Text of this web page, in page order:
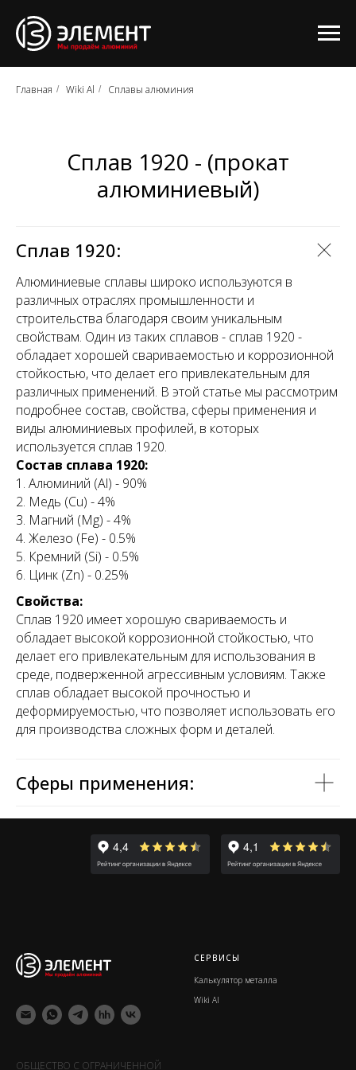
Главная / Wiki Al / Сплавы алюминия
Сплав 1920 - (прокат
алюминиевый)
Сплав 1920:
Алюминиевые сплавы широко используются в
различных отраслях промышленности и
строительства благодаря своим уникальным
свойствам. Один из таких сплавов - сплав 1920 -
обладает хорошей свариваемостью и коррозионной
стойкостью, что делает его привлекательным для
различных применений. В этой статье мы рассмотрим
подробнее состав, свойства, сферы применения и
виды алюминиевых профилей, в которых
используется сплав 1920.
Состав сплава 1920:
Алюминий (Al) - 90%
Медь (Cu) - 4%
Магний (Mg) - 4%
Железо (Fe) - 0.5%
Кремний (Si) - 0.5%
Цинк (Zn) - 0.25%
Свойства:
Сплав 1920 имеет хорошую свариваемость и
обладает высокой коррозионной стойкостью, что
делает его привлекательным для использования в
среде, подверженной агрессивным условиям. Также
сплав обладает высокой прочностью и
деформируемостью, что позволяет использовать его
для производства сложных форм и деталей.
Сферы применения:
ОБЩЕСТВО С ОГРАНИЧЕННОЙ
СЕРВИСЫ
Калькулятор металла
Wiki Al